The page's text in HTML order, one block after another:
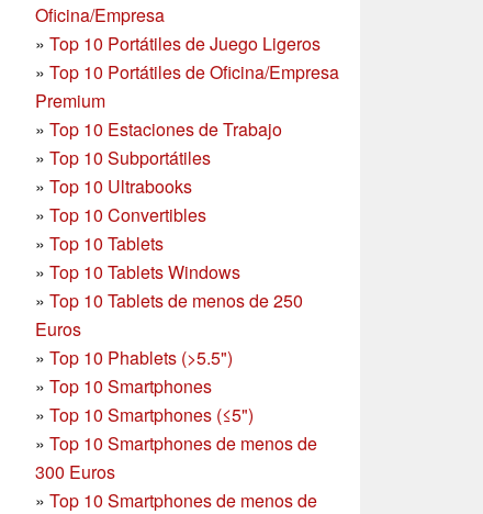
Oficina/Empresa
» Top 10 Portátiles de Juego Ligeros
» Top 10 Portátiles de Oficina/Empresa
Premium
» Top 10 Estaciones de Trabajo
» Top 10 Subportátiles
» Top 10 Ultrabooks
» Top 10 Convertibles
» Top 10 Tablets
» Top 10 Tablets Windows
» Top 10 Tablets de menos de 250
Euros
» Top 10 Phablets (>5.5")
» Top 10 Smartphones
» Top 10 Smartphones (≤5")
» Top 10 Smartphones de menos de
300 Euros
» Top 10 Smartphonesde menos de